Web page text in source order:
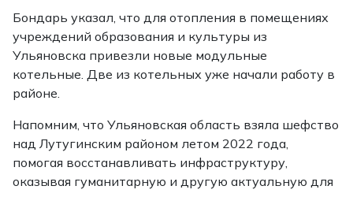
Бондарь указал, что для отопления в помещениях
учреждений образования и культуры из
Ульяновска привезли новые модульные
котельные. Две из котельных уже начали работу в
районе.
Напомним, что Ульяновская область взяла шефство
над Лутугинским районом летом 2022 года,
помогая восстанавливать инфраструктуру,
оказывая гуманитарную и другую актуальную для